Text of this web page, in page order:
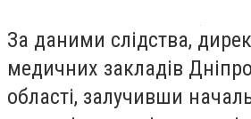
За даними слідства,
медичних закладів
області, залучивши